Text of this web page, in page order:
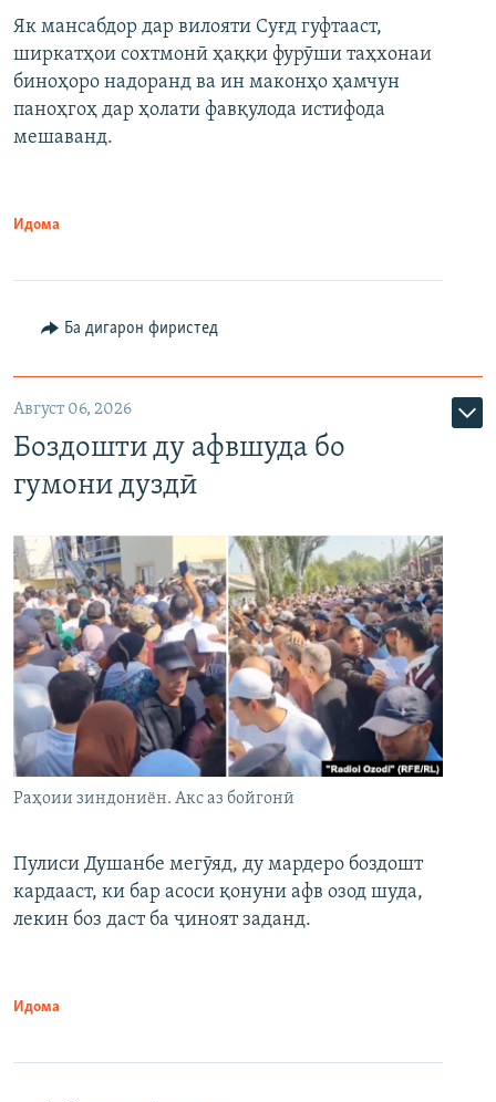
Як мансабдор дар вилояти Суғд гуфтааст,
ширкатҳои сохтмонӣ ҳаққи фурӯши таҳхонаи
биноҳоро надоранд ва ин маконҳо ҳамчун
паноҳгоҳ дар ҳолати фавқулода истифода
мешаванд.
Идома
Ба дигарон фиристед
Август 06, 2026
Боздошти ду афвшуда бо
гумони дуздӣ
Раҳоии зиндониён. Акс аз бойгонӣ
Пулиси Душанбе мегӯяд, ду мардеро боздошт
кардааст, ки бар асоси қонуни афв озод шуда,
лекин боз даст ба ҷиноят заданд.
Идома